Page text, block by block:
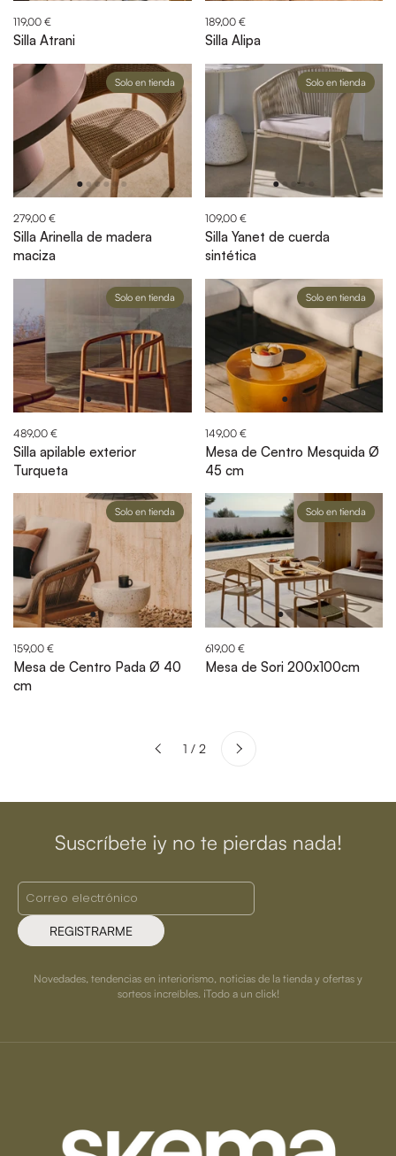
119,00 €
Silla Atrani
189,00 €
Silla Alipa
279,00 €
Silla Arinella de madera
maciza
Solo en tienda
109,00 €
Silla Yanet de cuerda
sintética
Solo en tienda
489,00 €
Silla apilable exterior
Turqueta
Solo en tienda
149,00 €
Mesa de Centro Mesquida Ø
45 cm
Solo en tienda
159,00 €
Mesa de Centro Pada Ø 40
cm
Solo en tienda
619,00 €
Mesa de Sori 200x100cm
Solo en tienda
Anterior 1 / 2
Suscríbete ¡y no te pierdas nada!
REGISTRARME
Novedades, tendencias en interiorismo, noticias de la tienda y ofertas y
sorteos increíbles. ¡Todo a un click!